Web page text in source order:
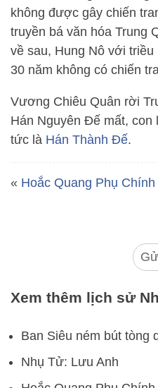
không được gây chiến
truyền bá văn hóa Trung
về sau, Hung Nô với
30 năm không có chiến
Vương Chiêu Quân rời
Hán Nguyên Đế mất, con
tức là Hán Thành Đế.
« Hoắc Quang Phụ Chính
Xem thêm lịch sử
Ban Siêu ném bút tòng
Nhụ Tử: Lưu Anh